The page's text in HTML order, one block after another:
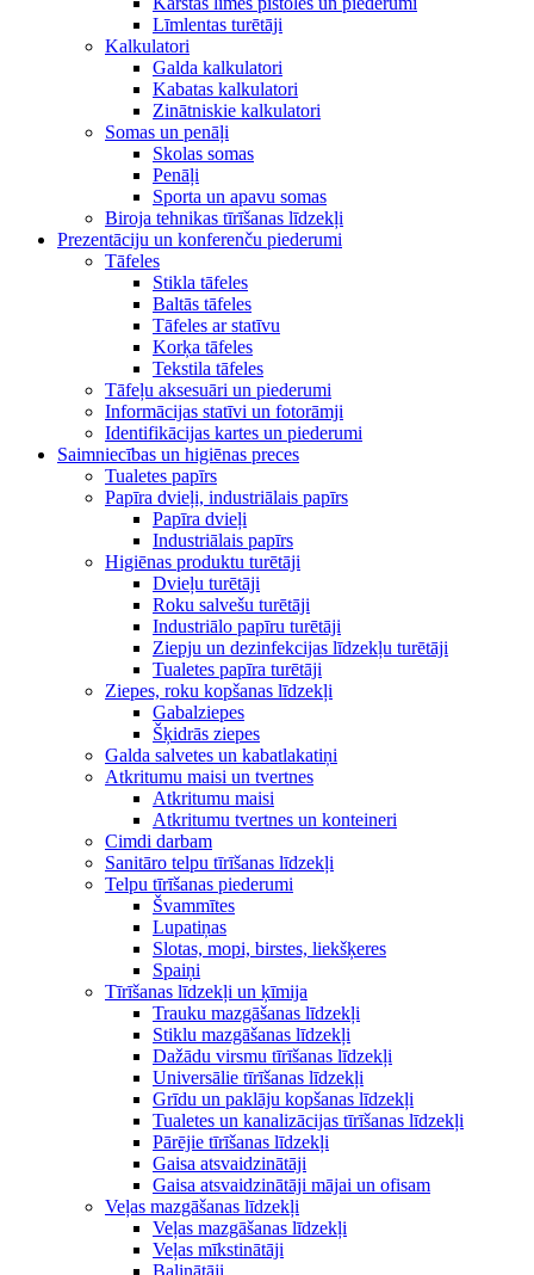
Līmlentas turētāji
Kalkulatori
Galda kalkulatori
Kabatas kalkulatori
Zinātniskie kalkulatori
Somas un penāļi
Skolas somas
Penāļi
Sporta un apavu somas
Biroja tehnikas tīrīšanas līdzekļi
Prezentāciju un konferenču piederumi
Tāfeles
Stikla tāfeles
Baltās tāfeles
Tāfeles ar statīvu
Korķa tāfeles
Tekstila tāfeles
Tāfeļu aksesuāri un piederumi
Informācijas statīvi un fotorāmji
Identifikācijas kartes un piederumi
Saimniecības un higiēnas preces
Tualetes papīrs
Papīra dvieļi, industriālais papīrs
Papīra dvieļi
Industriālais papīrs
Higiēnas produktu turētāji
Dvieļu turētāji
Roku salvešu turētāji
Industriālo papīru turētāji
Ziepju un dezinfekcijas līdzekļu turētāji
Tualetes papīra turētāji
Ziepes, roku kopšanas līdzekļi
Gabalziepes
Šķidrās ziepes
Galda salvetes un kabatlakatiņi
Atkritumu maisi un tvertnes
Atkritumu maisi
Atkritumu tvertnes un konteineri
Cimdi darbam
Sanitāro telpu tīrīšanas līdzekļi
Telpu tīrīšanas piederumi
Švammītes
Lupatiņas
Slotas, mopi, birstes, liekšķeres
Spaiņi
Tīrīšanas līdzekļi un ķīmija
Trauku mazgāšanas līdzekļi
Stiklu mazgāšanas līdzekļi
Dažādu virsmu tīrīšanas līdzekļi
Universālie tīrīšanas līdzekļi
Grīdu un paklāju kopšanas līdzekļi
Tualetes un kanalizācijas tīrīšanas līdzekļi
Pārējie tīrīšanas līdzekļi
Gaisa atsvaidzinātāji
Gaisa atsvaidzinātāji mājai un ofisam
Veļas mazgāšanas līdzekļi
Veļas mazgāšanas līdzekļi
Veļas mīkstinātāji
Balinātāji